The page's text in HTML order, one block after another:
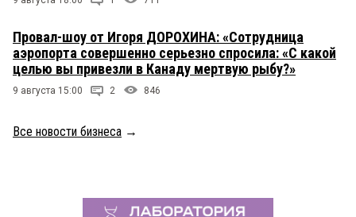
Провал-шоу от Игоря ДОРОХИНА: «Сотрудница
аэропорта совершенно серьезно спросила: «С какой
целью вы привезли в Канаду мертвую рыбу?»
9 августа 15:00 2 846
Все новости бизнеса →